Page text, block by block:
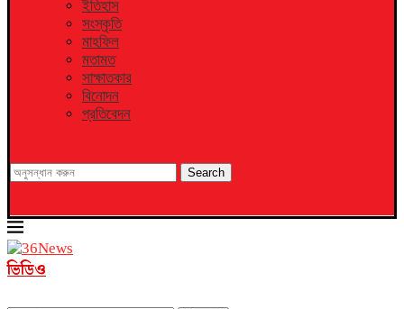
ইতিহাস
সংস্কৃতি
মাহফিল
মতামত
সাক্ষাতকার
বিনোদন
প্রতিবেদন
Search
ভিডিও